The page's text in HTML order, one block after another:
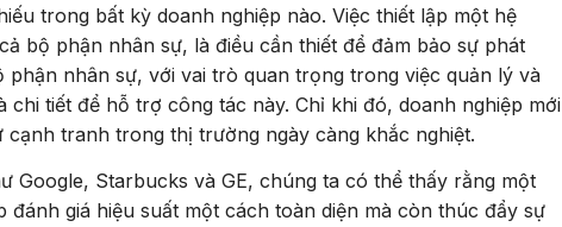
trong bất kỳ doanh nghiệp nào. Việc thiết lập một hệ
bộ phận nhân sự, là điều cần thiết để đảm bảo sự phát
nhân sự, với vai trò quan trọng trong việc quản lý và
tiết để hỗ trợ công tác này. Chỉ khi đó, doanh nghiệp mới
tranh trong thị trường ngày càng khắc nghiệt.
Google, Starbucks và GE, chúng ta có thể thấy rằng một
giá hiệu suất một cách toàn diện mà còn thúc đẩy sự